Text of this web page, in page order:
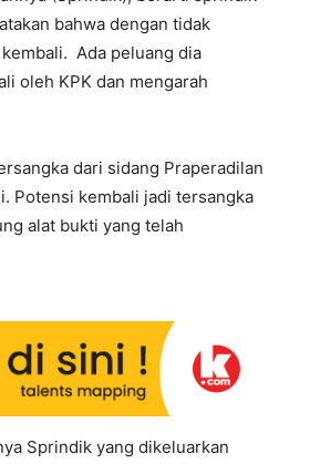
bahwa dengan tidak
Ada peluang dia
oleh KPK dan mengarah
dari sidang Praperadilan
Potensi kembali jadi tersangka
alat bukti yang telah
Sprindik yang dikeluarkan